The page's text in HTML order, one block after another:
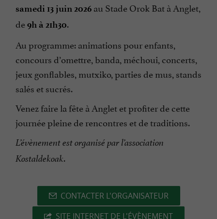
samedi 13 juin 2026 au Stade Orok Bat à Anglet,
de9h à 21h30.
Au programme: animations pour enfants,
concours d’omettre, banda, méchoui, concerts,
jeux gonflables, mutxiko, parties de mus, stands
salés et sucrés.
Venez faire la fête à Anglet et profiter de cette
journée pleine de rencontres et de traditions.
L’évènement est organisé par l’association
Kostaldekoak.
CONTACTER L'ORGANISATEUR
SITE INTERNET DE L'ÉVÈNEMENT